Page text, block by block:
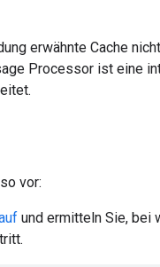
erwähnte Cache
Processor ist eine
vor:
und ermitteln Sie, bei